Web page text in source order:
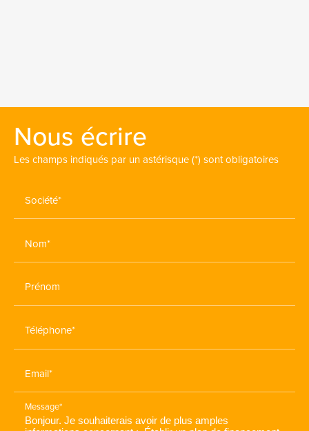
Nous écrire
Les champs indiqués par un astérisque (*) sont obligatoires
Société*
Nom*
Prénom
Téléphone*
Email*
Message*